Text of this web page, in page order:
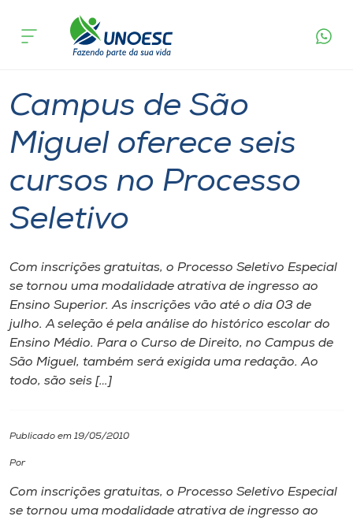
Cursos
Pesquisa
Atendimento ao Estudante
Portal de Ensino
A
Internacionalização
I.nova
Diplomados
acontece
Campus de São
Miguel oferece seis
cursos no Processo
Seletivo
Com inscrições gratuitas, o Processo Seletivo Especial
se tornou uma modalidade atrativa de ingresso ao
Ensino Superior. As inscrições vão até o dia 03 de
julho. A seleção é pela análise do histórico escolar do
Ensino Médio. Para o Curso de Direito, no Campus de
São Miguel, também será exigida uma redação. Ao
todo, são seis […]
Publicado em 19/05/2010
Por
Com inscrições gratuitas, o Processo Seletivo Especial
se tornou uma modalidade atrativa de ingresso ao